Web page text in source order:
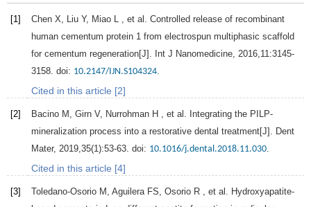
[1] Chen X Liu Y, Miao L
, et al. Controlled release of recombinant
human cementum protein 1 from electrospun multiphasic scaffold
for cementum regeneration[J]. Int J Nanomedicine 2016 11 :3145-
3158. doi: 10.2147/IJN.S104324
Cited in this article [2]
[2] Bacino M Girn V, Nurrohman H , et al. Integrating the PILP-
mineralization process into a restorative dental treatment[J]. Dent
Mater, 2019 35(1):53-63. doi: 10.1016/j.dental.2018.11.030
Cited in this article [4]
[3] Toledano-Osorio M Aguilera FS Osorio R , et al. Hydroxyapatite-